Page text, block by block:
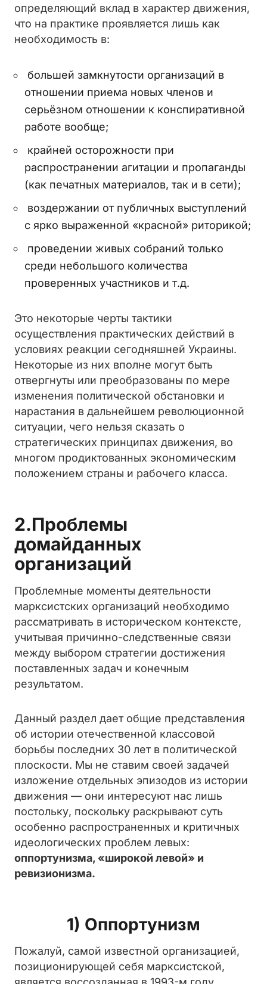
определяющий вклад в характер движения,
что на практике проявляется лишь как
необходимость в:
большей замкнутости организаций в
отношении приема новых членов и
серьёзном отношении к конспиративной
работе вообще;
крайней осторожности при
распространении агитации и пропаганды
(как печатных материалов, так и в сети);
воздержании от публичных выступлений
с ярко выраженной «красной» риторикой;
проведении живых собраний только
среди небольшого количества
проверенных участников и т.д.
Это некоторые черты тактики
осуществления практических действий в
условиях реакции сегодняшней Украины.
Некоторые из них вполне могут быть
отвергнуты или преобразованы по мере
изменения политической обстановки и
нарастания в дальнейшем революционной
ситуации, чего нельзя сказать о
стратегических принципах движения, во
многом продиктованных экономическим
положением страны и рабочего класса.
2.Проблемы
домайданных
организаций
Проблемные моменты деятельности
марксистских организаций необходимо
рассматривать в историческом контексте,
учитывая причинно-следственные связи
между выбором стратегии достижения
поставленных задач и конечным
результатом.
Данный раздел дает общие представления
об истории отечественной классовой
борьбы последних 30 лет в политической
плоскости. Мы не ставим своей задачей
изложение отдельных эпизодов из истории
движения — они интересуют нас лишь
постольку, поскольку раскрывают суть
особенно распространенных и критичных
идеологических проблем левых:
оппортунизма, «широкой левой» и
ревизионизма.
1) Оппортунизм
Пожалуй, самой известной организацией,
позиционирующей себя марксистской,